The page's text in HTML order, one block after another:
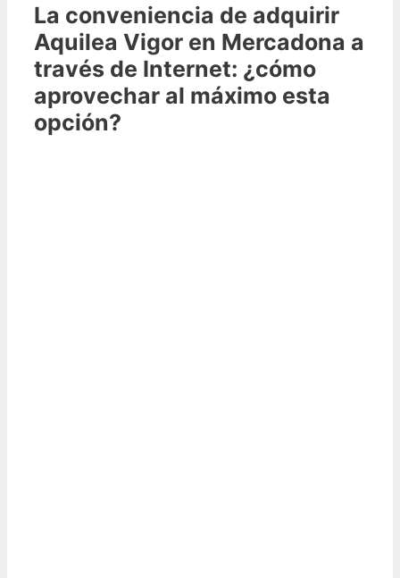
La conveniencia de adquirir
Aquilea Vigor en Mercadona a
través de Internet: ¿cómo
aprovechar al máximo esta
opción?